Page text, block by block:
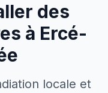
des
à Ercé-
locale et